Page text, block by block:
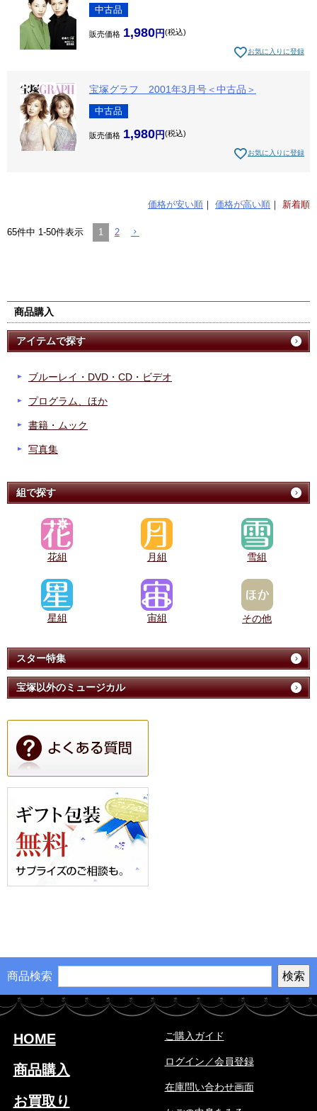
中古品
販売価格 1,980 税込
お気に入りに登録
宝塚グラフ 2001年3月号＜中古品＞
中古品
販売価格 1,980 税込
お気に入りに登録
価格が安い順 価格が高い順 新着順
65件中 1 -50件表示 1 2
商品購入
アイテムで探す
ブルーレイ・DVD・CD・ビデオ
プログラム、ほか
書籍・ムック
写真集
組で探す
花組 月組 雪組
星組 宙組 その他
スター特集
宝塚以外のミュージカル
商品検索
HOME
商品購入
お買取り
ご購入ガイド
ログイン／会員登録
在庫問い合わせ画面